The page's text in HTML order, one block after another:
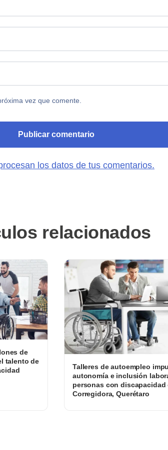
vez que comente.
los datos de tus comentarios.
relacionados
de
talento de
Talleres de autoempleo
autonomía e inclusión
personas con discapacidad
Corregidora, Querétaro